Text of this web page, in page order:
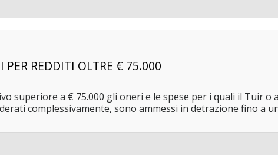
PER REDDITI OLTRE € 75.000
superiore a € 75.000 gli oneri e le spese per i quali il Tuir
complessivamente, sono ammessi in detrazione fino a